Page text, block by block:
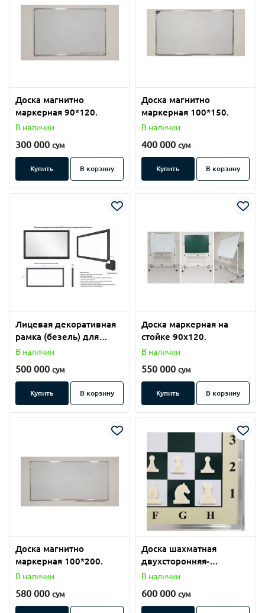
Доска магнитно
маркерная 90*120.
В наличии
300 000 сум
Купить В корзину
Доска магнитно
маркерная 100*150.
В наличии
400 000 сум
Купить В корзину
Лицевая декоративная
рамка (безель) для
интерактивной панели
В наличии
500 000 сум
Купить В корзину
Доска маркерная на
стойке 90х120.
В наличии
550 000 сум
Купить В корзину
Доска магнитно
маркерная 100*200.
В наличии
580 000 сум
Доска шахматная
двухсторонняя-
маркерная 100х100.
В наличии
600 000 сум